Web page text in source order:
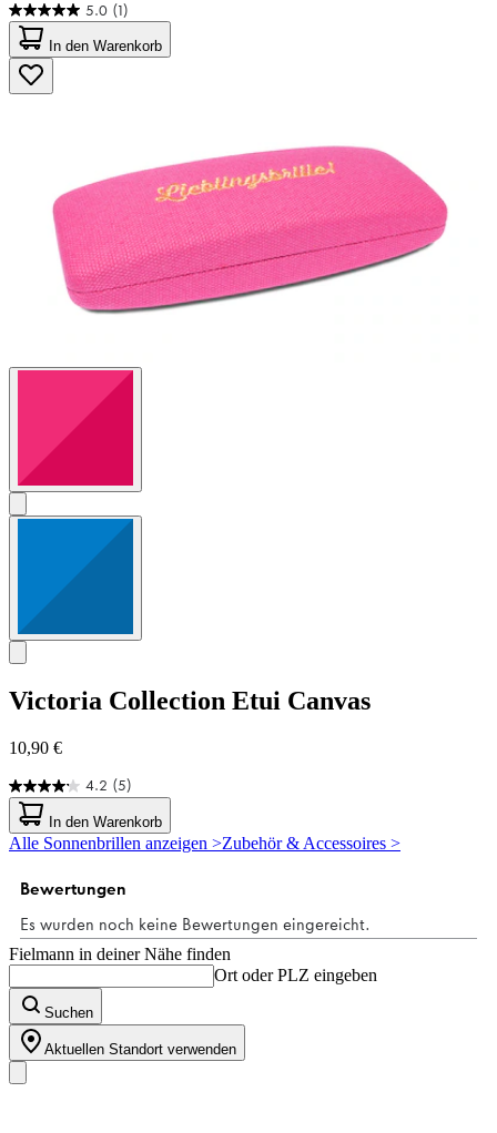
5.0 (1)
5.0
von
5
Sternen.
1
In den Warenkorb
Victoria Collection Etui Canvas
10,90 €
4.2 (5)
4.2
von
5
Sternen.
Bewertungen
In den Warenkorb
Alle Sonnenbrillen anzeigen >Zubehör & Accessoires >
Fielmann in deiner Nähe finden
Ort oder PLZ eingeben
Suchen
Aktuellen Standort verwenden